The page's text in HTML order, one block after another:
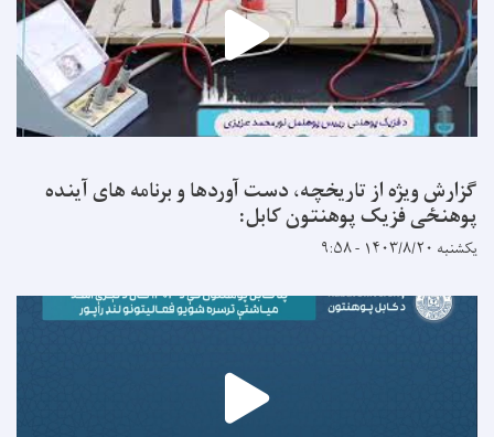
گزارش ویژه از تاریخچه، دست آوردها و برنامه های آینده
پوهنځی فزیک پوهنتون کابل:
یکشنبه ۱۴۰۳/۸/۲۰ - ۹:۵۸